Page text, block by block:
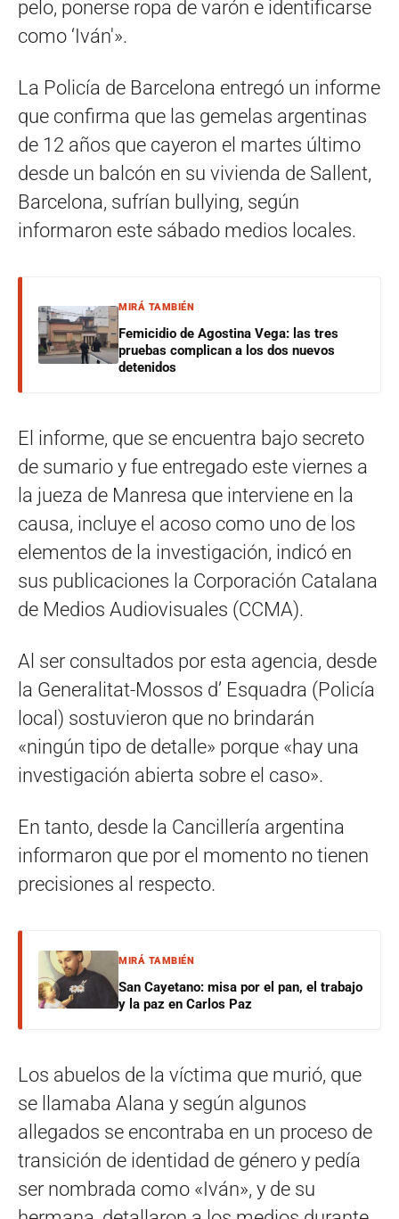
pelo, ponerse ropa de varón e identificarse
como ‘Iván'».
La Policía de Barcelona entregó un informe
que confirma que las gemelas argentinas
de 12 años que cayeron el martes último
desde un balcón en su vivienda de Sallent,
Barcelona, sufrían bullying, según
informaron este sábado medios locales.
MIRÁ TAMBIÉN
Femicidio de Agostina Vega: las tres
pruebas complican a los dos nuevos
detenidos
El informe, que se encuentra bajo secreto
de sumario y fue entregado este viernes a
la jueza de Manresa que interviene en la
causa, incluye el acoso como uno de los
elementos de la investigación, indicó en
sus publicaciones la Corporación Catalana
de Medios Audiovisuales (CCMA).
Al ser consultados por esta agencia, desde
la Generalitat-Mossos d’ Esquadra (Policía
local) sostuvieron que no brindarán
«ningún tipo de detalle» porque «hay una
investigación abierta sobre el caso».
En tanto, desde la Cancillería argentina
informaron que por el momento no tienen
precisiones al respecto.
MIRÁ TAMBIÉN
San Cayetano: misa por el pan, el trabajo
y la paz en Carlos Paz
Los abuelos de la víctima que murió, que
se llamaba Alana y según algunos
allegados se encontraba en un proceso de
transición de identidad de género y pedía
ser nombrada como «Iván», y de su